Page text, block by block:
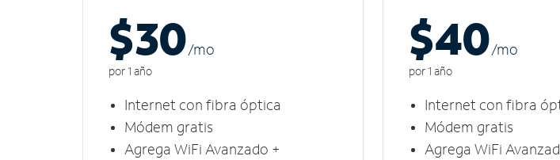
$30/mo
por 1 año
Internet con fibra óptica
Módem gratis
Agrega WiFi Avanzado +
$40/mo
por 1 año
Internet con fibra
Módem gratis
Agrega WiFi